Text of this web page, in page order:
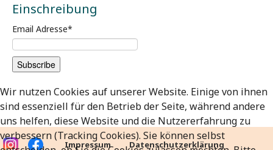
Einschreibung
Email Adresse*
Impressum Datenschutzerklärung
Wir nutzen Cookies auf unserer Website. Einige von ihnen
sind essenziell für den Betrieb der Seite, während andere
uns helfen, diese Website und die Nutzererfahrung zu
verbessern (Tracking Cookies). Sie können selbst